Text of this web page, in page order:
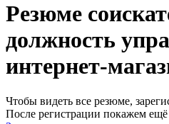
Резюме
должность
интернет-
Чтобы видеть все резюме,
После регистрации покажем